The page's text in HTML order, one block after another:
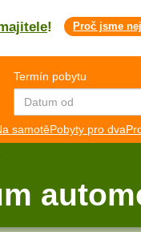
! Proč jsme
Termín pobytu
samotěPobyty pro dva